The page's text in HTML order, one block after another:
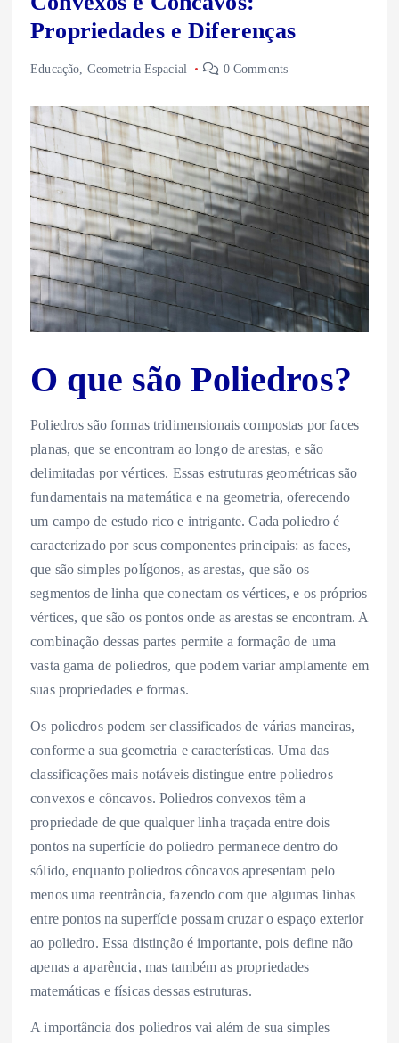
Propriedades e Diferenças
Educação Geometria Espacial 0 Comments
O que são Poliedros?
Poliedros são formas tridimensionais compostas por faces
planas, que se encontram ao longo de arestas, e são
delimitadas por vértices. Essas estruturas geométricas são
fundamentais na matemática e na geometria, oferecendo
um campo de estudo rico e intrigante. Cada poliedro é
caracterizado por seus componentes principais: as faces,
que são simples polígonos, as arestas, que são os
segmentos de linha que conectam os vértices, e os próprios
vértices, que são os pontos onde as arestas se encontram. A
combinação dessas partes permite a formação de uma
vasta gama de poliedros, que podem variar amplamente em
suas propriedades e formas.
Os poliedros podem ser classificados de várias maneiras,
conforme a sua geometria e características. Uma das
classificações mais notáveis distingue entre poliedros
convexos e côncavos. Poliedros convexos têm a
propriedade de que qualquer linha traçada entre dois
pontos na superfície do poliedro permanece dentro do
sólido, enquanto poliedros côncavos apresentam pelo
menos uma reentrância, fazendo com que algumas linhas
entre pontos na superfície possam cruzar o espaço exterior
ao poliedro. Essa distinção é importante, pois define não
apenas a aparência, mas também as propriedades
matemáticas e físicas dessas estruturas.
A importância dos poliedros vai além de sua simples